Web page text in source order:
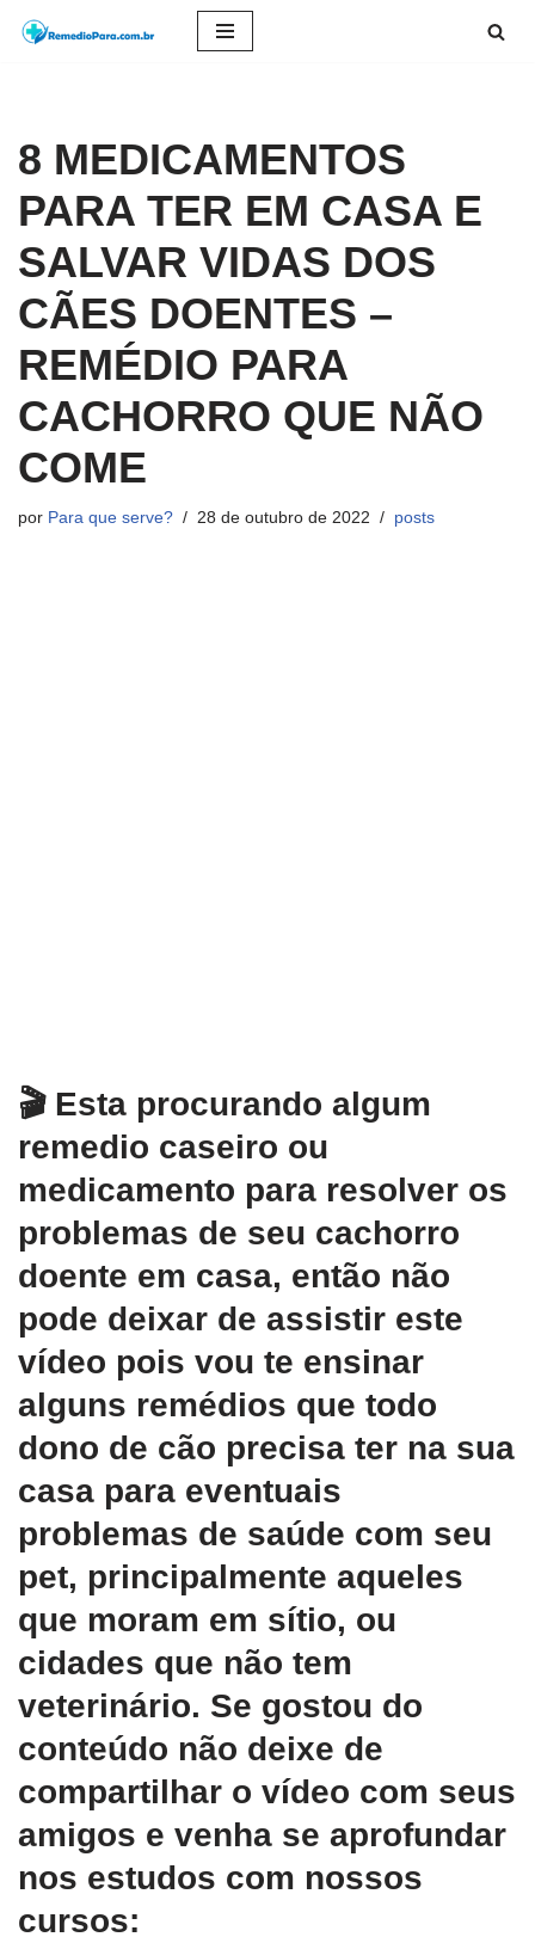
conteúdo
8 MEDICAMENTOS
PARA TER EM CASA E
SALVAR VIDAS DOS
CÃES DOENTES –
REMÉDIO PARA
CACHORRO QUE NÃO
COME
por Para que serve? 28 de outubro de 2022 posts
🎬 Esta procurando algum
remedio caseiro ou
medicamento para resolver os
problemas de seu cachorro
doente em casa, então não
pode deixar de assistir este
vídeo pois vou te ensinar
alguns remédios que todo
dono de cão precisa ter na sua
casa para eventuais
problemas de saúde com seu
pet, principalmente aqueles
que moram em sítio, ou
cidades que não tem
veterinário. Se gostou do
conteúdo não deixe de
compartilhar o vídeo com seus
amigos e venha se aprofundar
nos estudos com nossos
cursos: